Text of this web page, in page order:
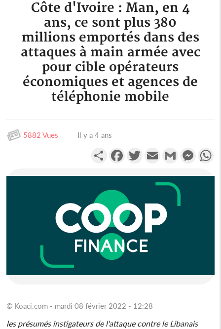
Côte d'Ivoire : Man, en 4
ans, ce sont plus 380
millions emportés dans des
attaques à main armée avec
pour cible opérateurs
économiques et agences de
téléphonie mobile
5882 Vues Il y a 4 ans
PartagerFacebookTwitterEmail Gmail
© Koaci.com - mardi 08 février 2022 - 12:28
les présumés instigateurs de l'attaque contre le Libanais